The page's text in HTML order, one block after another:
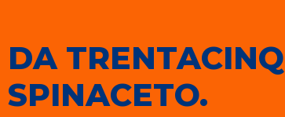
DA
SPINACETO.